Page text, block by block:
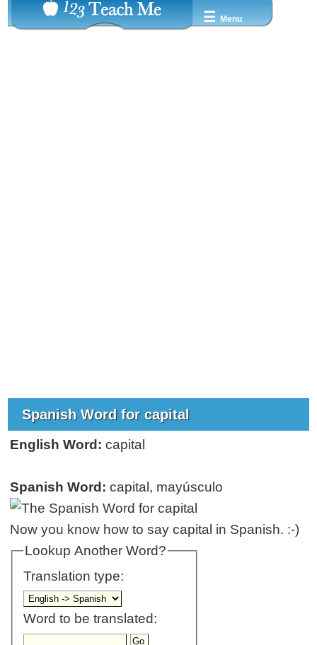
☰ Menu
Spanish Word for capital
English Word: capital
Spanish Word: capital, mayúsculo
Now you know how to say capital in Spanish. :-)
Lookup Another Word?
Translation type:
Word to be translated: